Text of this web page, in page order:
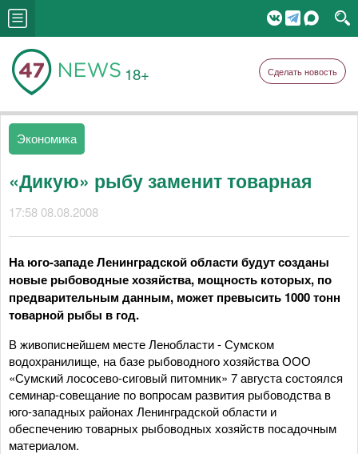
18+ Сделать новость
Экономика
«Дикую» рыбу заменит товарная
17:58 08.08.2008
На юго-западе Ленинградской области будут созданы
новые рыбоводные хозяйства, мощность которых, по
предварительным данным, может превысить 1000 тонн
товарной рыбы в год.
В живописнейшем месте Ленобласти - Сумском
водохранилище, на базе рыбоводного хозяйства ООО
«Сумский лососево-сиговый питомник» 7 августа состоялся
семинар-совещание по вопросам развития рыбоводства в
юго-западных районах Ленинградской области и
обеспечению товарных рыбоводных хозяйств посадочным
материалом.